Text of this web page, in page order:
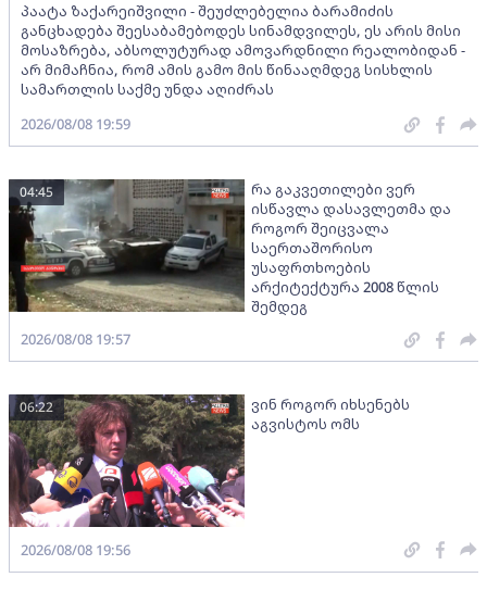
პაატა ზაქარეიშვილი - შეუძლებელია ბარამიძის
განცხადება შეესაბამებოდეს სინამდვილეს, ეს არის მისი
მოსაზრება, აბსოლუტურად ამოვარდნილი რეალობიდან -
არ მიმაჩნია, რომ ამის გამო მის წინააღმდეგ სისხლის
სამართლის საქმე უნდა აღიძრას
2026/08/08 19:59
რა გაკვეთილები ვერ
ისწავლა დასავლეთმა და
როგორ შეიცვალა
საერთაშორისო
უსაფრთხოების
არქიტექტურა 2008 წლის
შემდეგ
04:45
2026/08/08 19:57
ვინ როგორ იხსენებს
აგვისტოს ომს
06:22
2026/08/08 19:56